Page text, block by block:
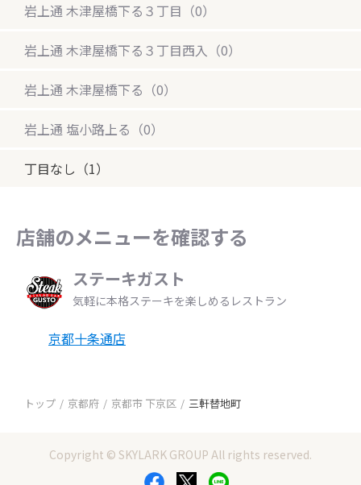
岩上通 木津屋橋下る３丁目（0）
岩上通 木津屋橋下る３丁目西入（0）
岩上通 木津屋橋下る（0）
岩上通 塩小路上る（0）
丁目なし（1）
店舗のメニューを確認する
ステーキガスト
気軽に本格ステーキを楽しめるレストラン
京都十条通店
トップ 京都府 京都市 下京区 三軒替地町
Copyright © SKYLARK GROUP All rights reserved.